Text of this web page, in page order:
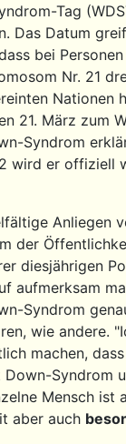
Tag
Das Datum
bei
Nr. 21
Nationen
21. März zum
Syndrom
wird er offiziell
Anliegen
der
diesjährigen
aufmerksam
Syndrom
wie andere.
machen,
Down-Syndrom
Mensch ist
aber auch